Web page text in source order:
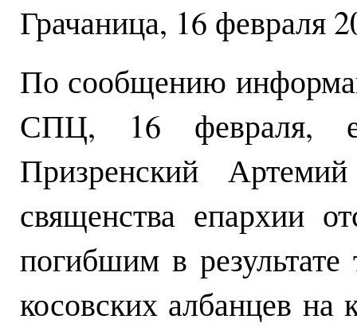
Грачаница, 16 февраля
По сообщению
СПЦ, 16 февраля,
Призренский
священства епархии
погибшим в результате
косовских албанцев